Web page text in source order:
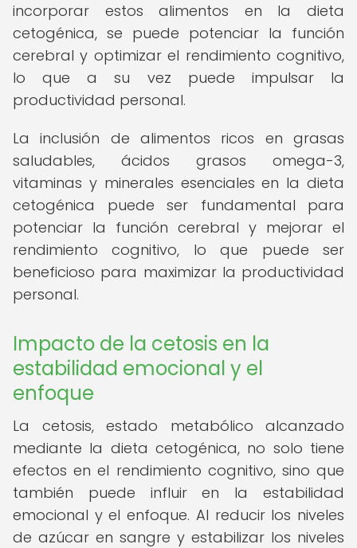
incorporar estos alimentos en la dieta
cetogénica, se puede potenciar la función
cerebral y optimizar el rendimiento cognitivo,
lo que a su vez puede impulsar la
productividad personal.
La inclusión de alimentos ricos en grasas
saludables, ácidos grasos omega-3,
vitaminas y minerales esenciales en la dieta
cetogénica puede ser fundamental para
potenciar la función cerebral y mejorar el
rendimiento cognitivo, lo que puede ser
beneficioso para maximizar la productividad
personal.
Impacto de la cetosis en la
estabilidad emocional y el
enfoque
La cetosis, estado metabólico alcanzado
mediante la dieta cetogénica, no solo tiene
efectos en el rendimiento cognitivo, sino que
también puede influir en la estabilidad
emocional y el enfoque. Al reducir los niveles
de azúcar en sangre y estabilizar los niveles